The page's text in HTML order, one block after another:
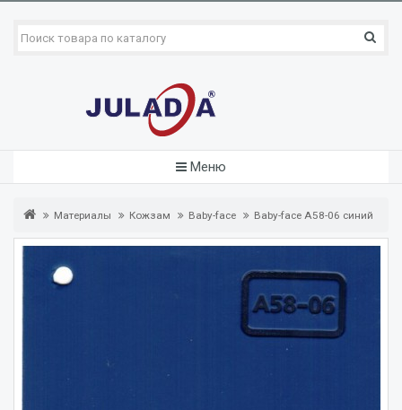
Меню
Материалы Кожзам Baby-face Baby-face A58-06 синий